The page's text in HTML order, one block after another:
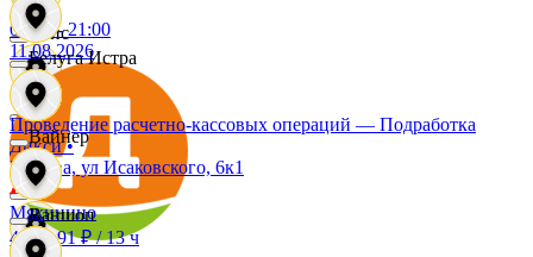
Вайс
Ителла
kari
Белуга Истра
Вайнер
Ваншоп
08:00 -21:00
11.08.2026
Проведение расчетно-кассовых операций — Подработка
Дикси•
Москва, ул Исаковского, 6к1
Мякинино
4 199,91 ₽/13 ч